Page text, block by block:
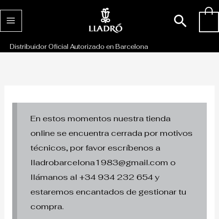
al
Distribuidor Oficial Autorizado en Barcelona
En estos momentos nuestra tienda
online se encuentra cerrada por motivos
técnicos, por favor escríbenos a
lladrobarcelona1983@gmail.com o
llámanos al +34 934 232 654 y
estaremos encantados de gestionar tu
compra.